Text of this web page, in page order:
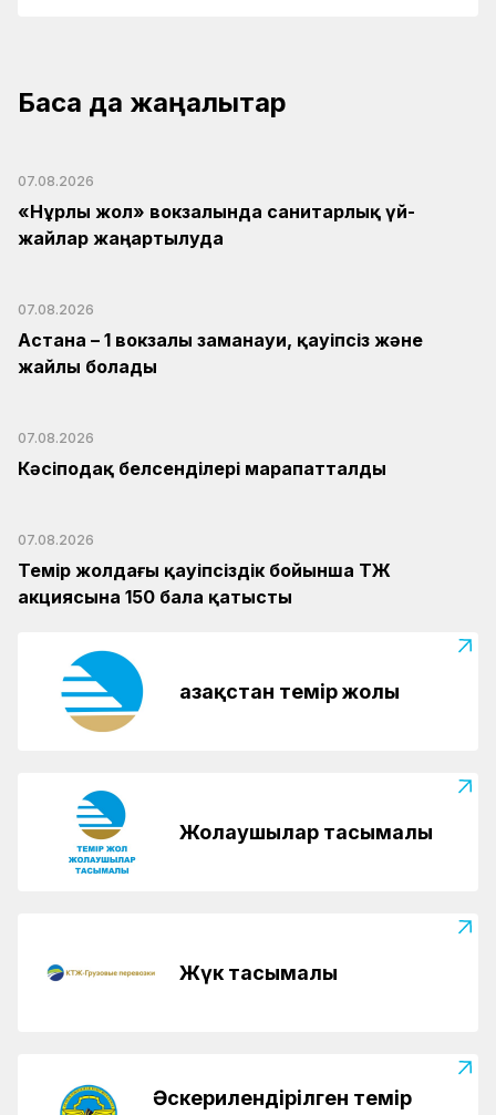
Басқа да жаңалықтар
07.08.2026
«Нұрлы жол» вокзалында санитарлық үй-
жайлар жаңартылуда
07.08.2026
Астана – 1 вокзалы заманауи, қауіпсіз және
жайлы болады
07.08.2026
Кәсіподақ белсенділері марапатталды
07.08.2026
Темір жолдағы қауіпсіздік бойынша ҚТЖ
акциясына 150 бала қатысты
Қазақстан темір жолы
Жолаушылар тасымалы
Жүк тасымалы
Әскерилендірілген темір